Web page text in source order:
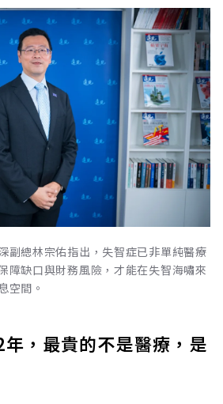
副總林宗佑指出，失智症已非單純醫療
障缺口與財務風險，才能在失智海嘯來
空間。
，最貴的不是醫療，是